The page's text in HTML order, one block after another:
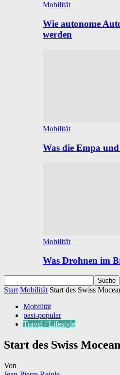
Mobilität
Wie autonome
werden
Mobilität
Was die Empa
Mobilität
Was Drohnen im
Start Mobilität Start des Swiss
Mobilität
past-popular
Travel / Lifestyle
Start des Swiss
Von